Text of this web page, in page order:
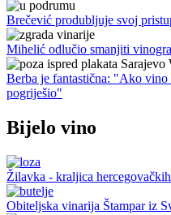
Brečević produbljuje svoj
Mihelić odlučio smanjiti
Berba je fantastična: "Ako
pogriješio"
Bijelo vino
Žilavka - kraljica
Obiteljska vinarija Štampar iz